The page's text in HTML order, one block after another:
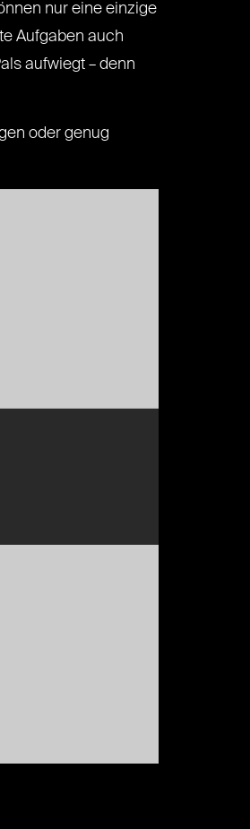
nur eine einzige
Aufgaben auch
aufwiegt – denn
oder genug